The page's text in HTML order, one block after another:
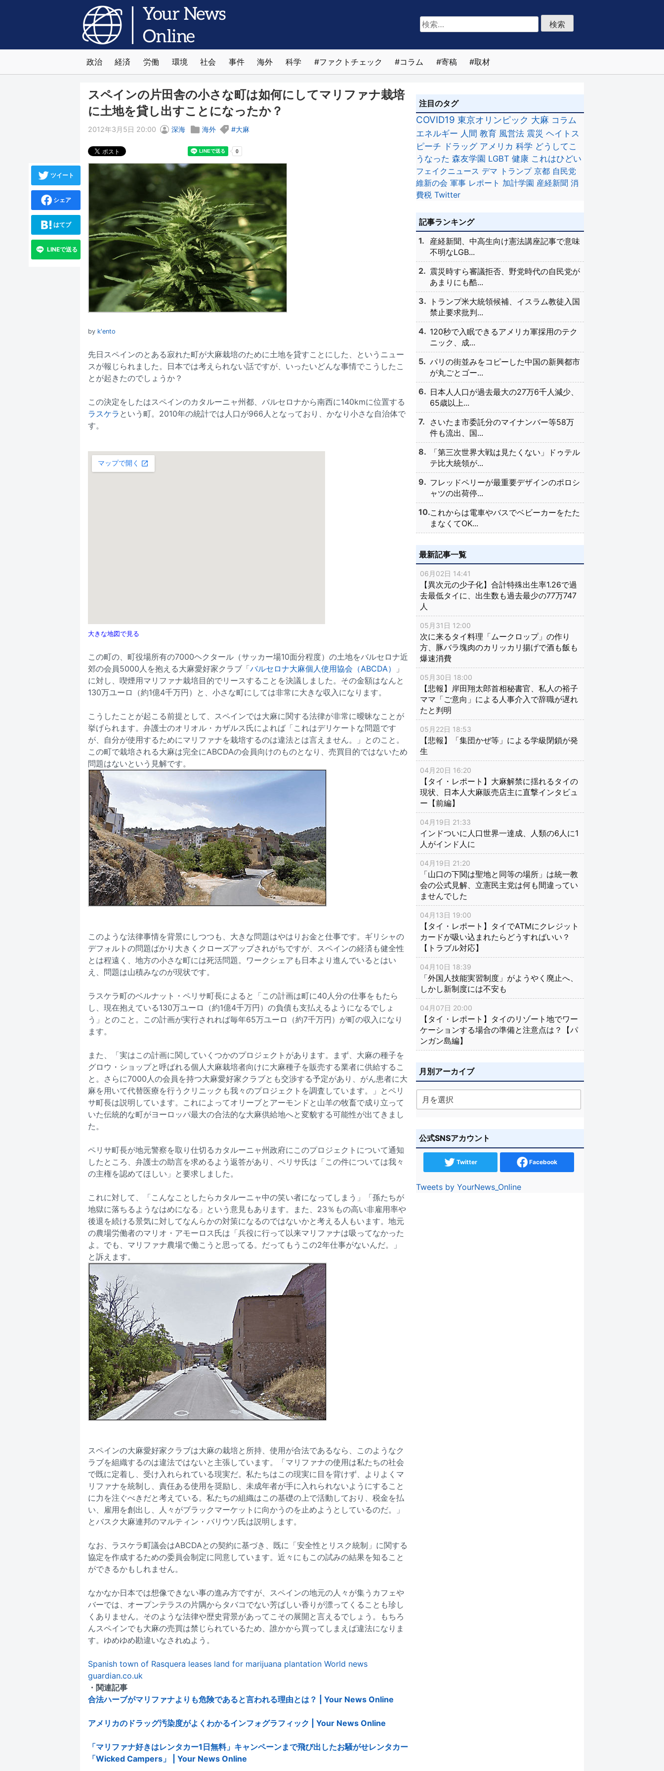
検
索:
政治 経済 労働 環境 社会 事件 海外 科学 ファクトチェック コラム 寄稿 取材
スペインの片田舎の小さな町は如何にしてマリファナ栽培
に土地を貸し出すことになったか？
2012年3月5日 20:00 深海 海外 大麻
by k'ento
先日スペインのとある寂れた町が大麻栽培のために土地を貸すことにした、というニュー
スが報じられました。日本では考えられない話ですが、いったいどんな事情でこうしたこ
とが起きたのでしょうか？
この決定をしたはスペインのカタルーニャ州都、バルセロナから南西に140kmに位置する
ラスケラ という町。2010年の統計では人口が966人となっており、かなり小さな自治体で
す。
大きな地図で見る
この町の、町役場所有の7000ヘクタール（サッカー場10面分程度）の土地をバルセロナ近
郊の会員5000人を抱える大麻愛好家クラブ「バルセロナ大麻個人使用協会（ABCDA）
」
に対し、喫煙用マリファナ栽培目的でリースすることを決議しました。その金額はなんと
130万ユーロ（約1億4千万円）と、小さな町にしては非常に大きな収入になります。
こうしたことが起こる前提として、スペインでは大麻に関する法律が非常に曖昧なことが
挙げられます。弁護士のオリオル・カザルス氏によれば「これはデリケートな問題です
が、自分が使用するためにマリファナを栽培するのは違法とは言えません。」とのこと。
この町で栽培される大麻は完全にABCDAの会員向けのものとなり、売買目的ではないため
問題はないという見解です。
このような法律事情を背景にしつつも、大きな問題はやはりお金と仕事です。ギリシャの
デフォルトの問題ばかり大きくクローズアップされがちですが、スペインの経済も健全性
とは程遠く、地方の小さな町には死活問題。ワークシェアも日本より進んでいるとはい
え、問題は山積みなのが現状です。
ラスケラ町のベルナット・ペリサ町長によると「この計画は町に40人分の仕事をもたら
し、現在抱えている130万ユーロ（約1億4千万円）の負債も支払えるようになるでしょ
う」とのこと。この計画が実行されれば毎年65万ユーロ（約7千万円）が町の収入になり
ます。
また、「実はこの計画に関していくつかのプロジェクトがあります。まず、大麻の種子を
グロウ・ショップと呼ばれる個人大麻栽培者向けに大麻種子を販売する業者に供給するこ
と。さらに7000人の会員を持つ大麻愛好家クラブとも交渉する予定があり、がん患者に大
麻を用いて代替医療を行うクリニックも我々のプロジェクトを調査しています。」とペリ
サ町長は説明しています。これによってオリーブとアーモンドと山羊の牧畜で成り立って
いた伝統的な町がヨーロッパ最大の合法的な大麻供給地へと変貌する可能性が出てきまし
た。
ペリサ町長が地元警察を取り仕切るカタルーニャ州政府にこのプロジェクトについて通知
したところ、弁護士の助言を求めるよう返答があり、ペリサ氏は「この件については我々
の主権を認めてほしい」と要求しました。
これに対して、「こんなことしたらカタルーニャ中の笑い者になってしまう」「孫たちが
地獄に落ちるようなはめになる」という意見もあります。また、23％もの高い非雇用率や
後退を続ける景気に対してなんらかの対策になるのではないかと考える人もいます。地元
の農場労働者のマリオ・アモーロス氏は「兵役に行って以来マリファナは吸ってなかった
よ。でも、マリファナ農場で働こうと思ってる。だってもうこの2年仕事がないんだ。」
と訴えます。
スペインの大麻愛好家クラブは大麻の栽培と所持、使用が合法であるなら、このようなク
ラブを組織するのは違法ではないと主張しています。「マリファナの使用は私たちの社会
で既に定着し、受け入れられている現実だ。私たちはこの現実に目を背けず、よりよくマ
リファナを統制し、責任ある使用を奨励し、未成年者が手に入れられないようにすること
に力を注ぐべきだと考えている。私たちの組織はこの基礎の上で活動しており、税金を払
い、雇用を創出し、人々がブラックマーケットに向かうのを止めようとしているのだ。」
とバスク大麻連邦のマルティン・バリウソ氏は説明します。
なお、ラスケラ町議会はABCDAとの契約に基づき、既に「安全性とリスク統制」に関する
協定を作成するための委員会制定に同意しています。近々にもこの試みの結果を知ること
ができるかもしれません。
なかなか日本では想像できない事の進み方ですが、スペインの地元の人々が集うカフェや
バーでは、オープンテラスの片隅からタバコでない芳ばしい香りが漂ってくることも珍し
くありません。そのような法律や歴史背景があってこその展開と言えるでしょう。もちろ
んスペインでも大麻の売買は禁じられているため、誰かから買ってしまえば違法になりま
す。ゆめゆめ勘違いなされぬよう。
Spanish town of Rasquera leases land for marijuana plantation World news
guardian.co.uk
・関連記事
合法ハーブがマリファナよりも危険であると言われる理由とは？ | Your News Online
アメリカのドラッグ汚染度がよくわかるインフォグラフィック | Your News Online
「マリファナ好きはレンタカー1日無料」キャンペーンまで飛び出したお騒がせレンタカー
「Wicked Campers」 | Your News Online
ツイート
シェア
はてブ
LINEで送る
注目のタグ
COVID19 東京オリンピック 大麻 コラム
エネルギー 人間 教育 風営法 震災 ヘイトス
ピーチ ドラッグ アメリカ 科学 どうしてこ
うなった 森友学園 LGBT 健康 これはひどい
フェイクニュース デマ トランプ 京都 自民党
維新の会 軍事 レポート 加計学園 産経新聞 消
費税 Twitter
記事ランキング
産経新聞、中高生向け憲法講座記事で意味
不明なLGB...
震災時すら審議拒否、野党時代の自民党が
あまりにも酷...
トランプ米大統領候補、イスラム教徒入国
禁止要求批判...
120秒で入眠できるアメリカ軍採用のテク
ニック、成...
パリの街並みをコピーした中国の新興都市
が丸ごとゴー...
日本人人口が過去最大の27万6千人減少、
65歳以上...
さいたま市委託分のマイナンバー等58万
件も流出、国...
「第三次世界大戦は見たくない」ドゥテル
テ比大統領が...
フレッドペリーが最重要デザインのポロシ
ャツの出荷停...
これからは電車やバスでベビーカーをたた
まなくてOK...
最新記事一覧
06月02日 14:41
【異次元の少子化】合計特殊出生率1.26で過
去最低タイに、出生数も過去最少の77万747
人
05月31日 12:00
次に来るタイ料理「ムークロップ」の作り
方、豚バラ塊肉のカリッカリ揚げで酒も飯も
爆速消費
05月30日 18:00
【悲報】岸田翔太郎首相秘書官、私人の裕子
ママ「ご意向」による人事介入で辞職が遅れ
たと判明
05月22日 18:53
【悲報】「集団かぜ等」による学級閉鎖が発
生
04月20日 16:20
【タイ・レポート】大麻解禁に揺れるタイの
現状、日本人大麻販売店主に直撃インタビュ
ー【前編】
04月19日 21:33
インドついに人口世界一達成、人類の6人に1
人がインド人に
04月19日 21:20
「山口の下関は聖地と同等の場所」は統一教
会の公式見解、立憲民主党は何も間違ってい
ませんでした
04月13日 19:00
【タイ・レポート】タイでATMにクレジット
カードが吸い込まれたらどうすればいい？
【トラブル対応】
04月10日 18:39
「外国人技能実習制度」がようやく廃止へ、
しかし新制度には不安も
04月07日 20:00
【タイ・レポート】タイのリゾート地でワー
ケーションする場合の準備と注意点は？【パ
ンガン島編】
月別アーカイブ
公式SNSアカウント
Twitter Facebook
Tweets by YourNews_Online